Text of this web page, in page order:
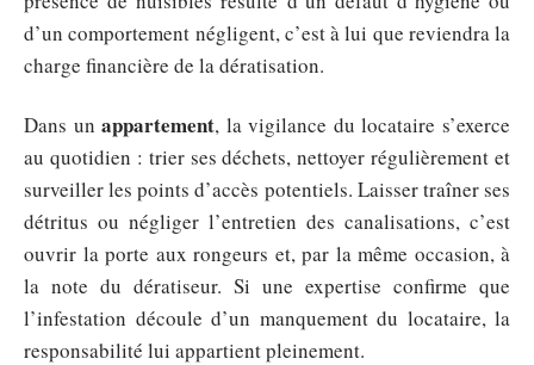
d’un comportement négligent, c’est à lui que reviendra la
charge financière de la dératisation.
Dans unappartement, la vigilance du locataire s’exerce
au quotidien : trier ses déchets, nettoyer régulièrement et
surveiller les points d’accès potentiels. Laisser traîner ses
détritus ou négliger l’entretien des canalisations, c’est
ouvrir la porte aux rongeurs et, par la même occasion, à
la note du dératiseur. Si une expertise confirme que
l’infestation découle d’un manquement du locataire, la
responsabilité lui appartient pleinement.